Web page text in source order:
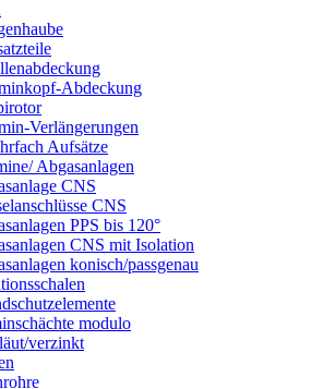
Abdeckung
Verlängerungen
Aufsätze
Abgasanlagen
CNS
CNS
PPS bis 120°
CNS mit Isolation
konisch/passgenau
modulo
verzinkt